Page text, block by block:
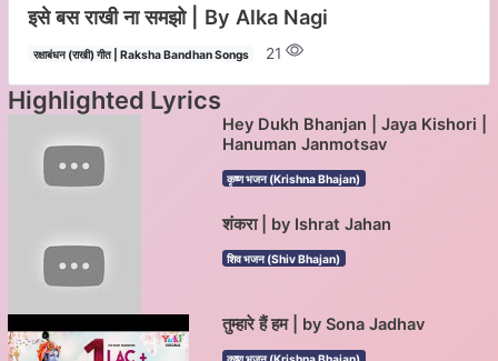
इसे बस राखी ना समझो | By Alka Nagi
रक्षाबंधन (राखी) गीत | Raksha Bandhan Songs 21
Highlighted Lyrics
Hey Dukh Bhanjan | Jaya Kishori |
Hanuman Janmotsav
कृष्ण भजन (Krishna Bhajan)
शंकरा | by Ishrat Jahan
शिव भजन (Shiv Bhajan)
तुम्हारे हैं हम | by Sona Jadhav